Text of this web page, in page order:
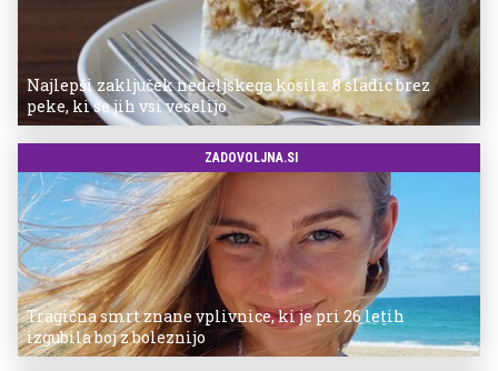
Najlepši zaključek nedeljskega kosila: 8 sladic brez
peke, ki se jih vsi veselijo
ZADOVOLJNA.SI
Tragična smrt znane vplivnice, ki je pri 26 letih
izgubila boj z boleznijo